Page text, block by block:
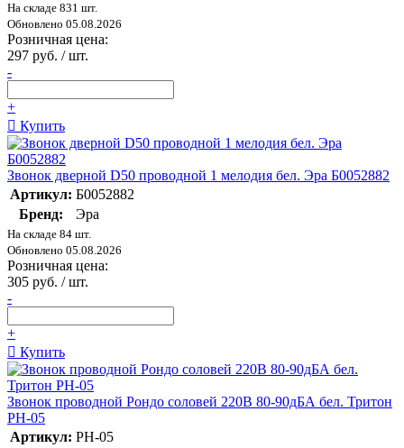
На складе 831 шт.
Обновлено 05.08.2026
Розничная цена:
297 руб. / шт.
-
+
Купить
Звонок дверной D50 проводной 1 мелодия бел. Эра Б0052882
Артикул: Б0052882
Бренд:
Эра
На складе 84 шт.
Обновлено 05.08.2026
Розничная цена:
305 руб. / шт.
-
+
Купить
Звонок проводной Рондо соловей 220В 80-90дБА бел. Тритон
РН-05
Артикул: РН-05